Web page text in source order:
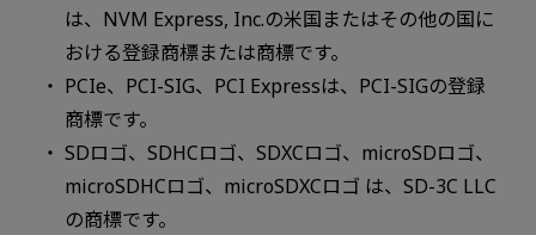
は、NVM Express, Inc.の米国またはその他の国に
おける登録商標または商標です。
PCIe、PCI-SIG、PCI Expressは、PCI-SIGの登録
商標です。
SDロゴ、SDHCロゴ、SDXCロゴ、microSDロゴ、
microSDHCロゴ、microSDXCロゴ は、SD-3C LLC
の商標です。